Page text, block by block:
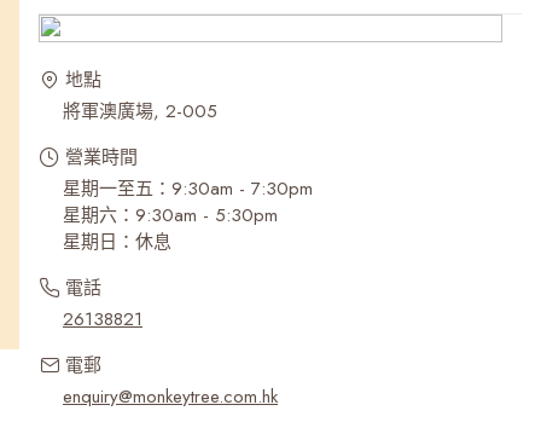
最近搜尋紀錄
地點
將軍澳廣場, 2-005
營業時間
星期一至五：9:30am - 7:30pm
星期六：9:30am - 5:30pm
星期日：休息
電話
26138821
電郵
enquiry@monkeytree.com.hk